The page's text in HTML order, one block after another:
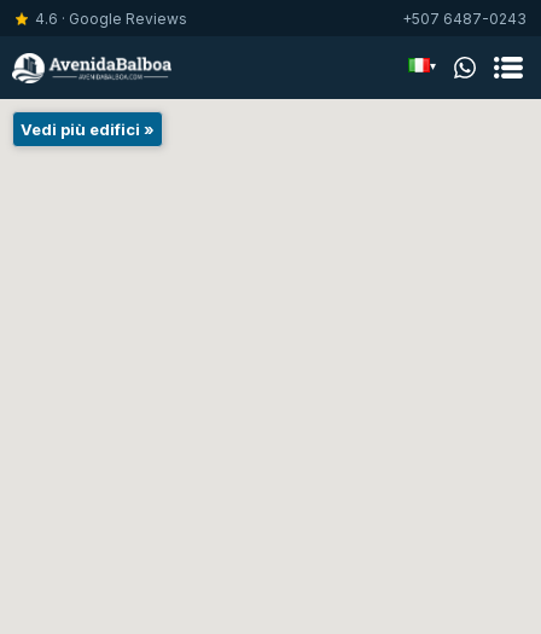
4.6 · Google Reviews +507 6487-0243
▾
Vedi più edifici »